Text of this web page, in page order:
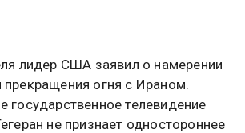
лидер США заявил о намерении
огня с Ираном.
государственное телевидение
не признает одностороннее